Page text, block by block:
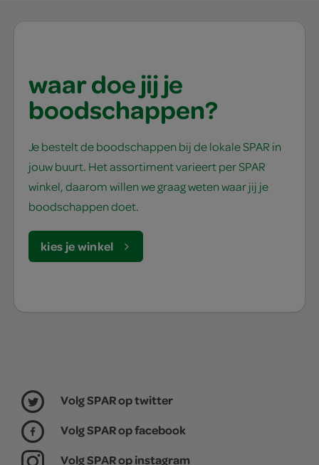
waar doe jij je
boodschappen?
Je bestelt de boodschappen bij de lokale SPAR in
jouw buurt. Het assortiment varieert per SPAR
winkel, daarom willen we graag weten waar jij je
boodschappen doet.
kies je winkel
Volg SPAR op twitter
Volg SPAR op facebook
Volg SPAR op instagram